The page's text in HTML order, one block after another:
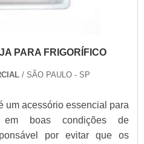
PARA FRIGORÍFICO
/ SÃO PAULO - SP
um acessório essencial para
boas condições de
por evitar que os